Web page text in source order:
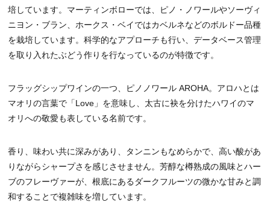
培しています。マーティンボローでは、ピノ・ノワールやソーヴィ
ニヨン・ブラン、ホークス・ベイではカベルネなどのボルドー品種
を栽培しています。科学的なアプローチも行い、データベース管理
を取り入れたぶどう作りを行なっているのが特徴です。
フラッグシップワインの一つ、ピノノワール AROHA。アロハとは
マオリの言葉で「Love」を意味し、太古に袂を分けたハワイのマ
オリへの敬愛も表している名前です。
香り、味わい共に深みがあり、タンニンもなめらかで、高い酸があ
りながらシャープさを感じさせません。芳醇な樽熟成の風味とハー
ブのフレーヴァーが、根底にあるダークフルーツの微かな甘みと調
和することで複雑味を増しています。